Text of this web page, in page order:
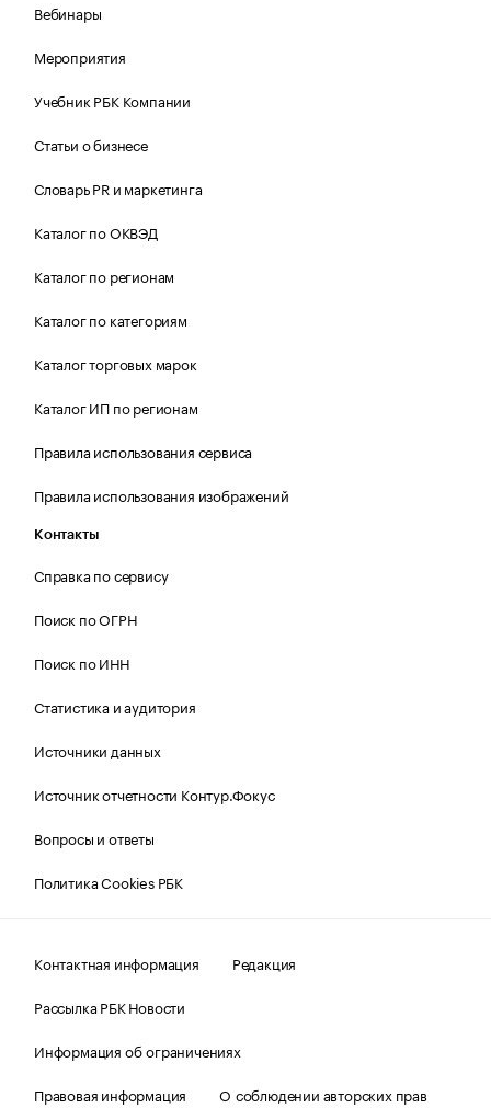
Вебинары
Мероприятия
Учебник РБК Компании
Статьи о бизнесе
Словарь PR и маркетинга
Каталог по ОКВЭД
Каталог по регионам
Каталог по категориям
Каталог торговых марок
Каталог ИП по регионам
Правила использования сервиса
Правила использования изображений
Контакты
Справка по сервису
Поиск по ОГРН
Поиск по ИНН
Статистика и аудитория
Источники данных
Источник отчетности Контур.Фокус
Вопросы и ответы
Политика Cookies РБК
Контактная информация
Редакция
Рассылка РБК Новости
Информация об ограничениях
Правовая информация
О соблюдении авторских прав